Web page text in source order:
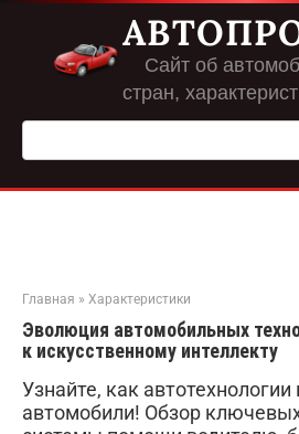
Перейти
контенту
Сайт об
стран,
Поиск:
Главная » Характеристики
Эволюция автомобильных
к искусственному интеллекту
Узнайте, как
автомобили! Обзор